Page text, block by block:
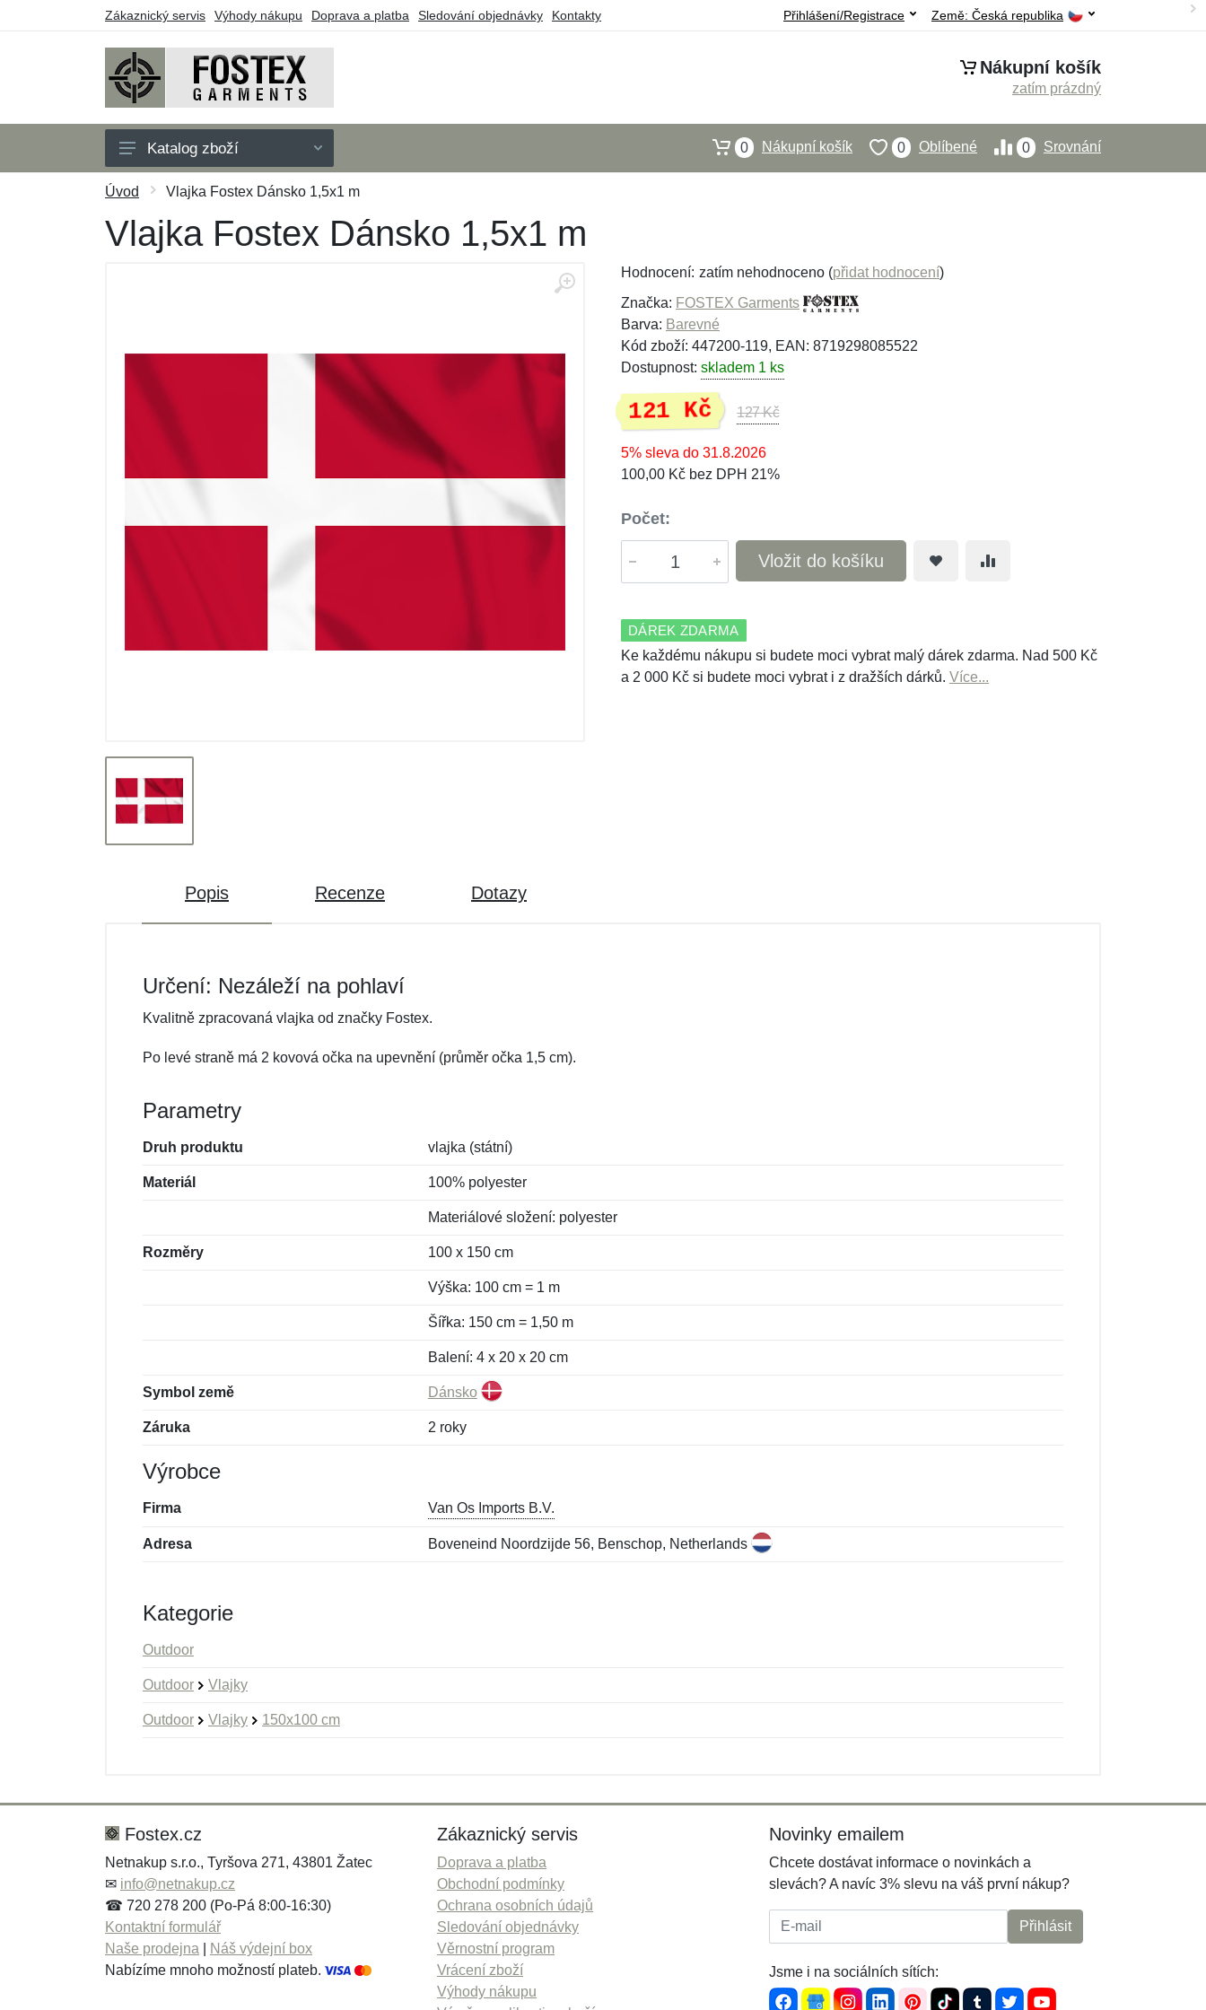
Zákaznický servis Výhody nákupu Doprava a platba Sledování objednávky Kontakty Země: Česká republika
Přihlášení/Registrace
Nákupní košík
zatím prázdný
Pánské
Dětské
Doplňky
Taktické vybavení
Katalog zboží 0 Srovnání
0 Oblíbené
0 Nákupní košík
Úvod Vlajka Fostex Dánsko 1,5x1 m
Vlajka Fostex Dánsko 1,5x1 m
Hodnocení: zatím nehodnoceno (přidat hodnocení)
Značka: FOSTEX Garments
Barva: Barevné
Kód zboží: 447200-119, EAN: 8719298085522
Dostupnost: skladem 1 ks
121 Kč 127 Kč
5% sleva do 31.8.2026
100,00 Kč bez DPH 21%
Počet:
Vložit do košíku
DÁREK ZDARMA
Ke každému nákupu si budete moci vybrat malý dárek zdarma. Nad 500 Kč
a 2 000 Kč si budete moci vybrat i z dražších dárků. Více...
Popis Recenze Dotazy
Určení: Nezáleží na pohlaví
Kvalitně zpracovaná vlajka od značky Fostex.
Po levé straně má 2 kovová očka na upevnění (průměr očka 1,5 cm).
Parametry
Druh produktu vlajka (státní)
Materiál 100% polyester
Materiálové složení: polyester
Rozměry 100 x 150 cm
Výška: 100 cm = 1 m
Šířka: 150 cm = 1,50 m
Balení: 4 x 20 x 20 cm
Symbol země Dánsko
Záruka 2 roky
Výrobce
Firma Van Os Imports B.V.
Adresa Boveneind Noordzijde 56, Benschop, Netherlands
Kategorie
Outdoor
Outdoor Vlajky
Outdoor Vlajky 150x100 cm
Zpráva*
Zpráva*
Fostex.cz
Netnakup s.r.o., Tyršova 271, 43801 Žatec
✉ info@netnakup.cz
☎ 720 278 200 (Po-Pá 8:00-16:30)
Kontaktní formulář
Naše prodejna
Náš výdejní box
Nabízíme mnoho možností plateb.
Zákaznický servis
Doprava a platba
Obchodní podmínky
Ochrana osobních údajů
Sledování objednávky
Věrnostní program
Vrácení zboží
Výhody nákupu
Novinky emailem
Chcete dostávat informace o novinkách a
slevách? A navíc 3% slevu na váš první nákup?
E-mail: Přihlásit
Jsme i na sociálních sítích: